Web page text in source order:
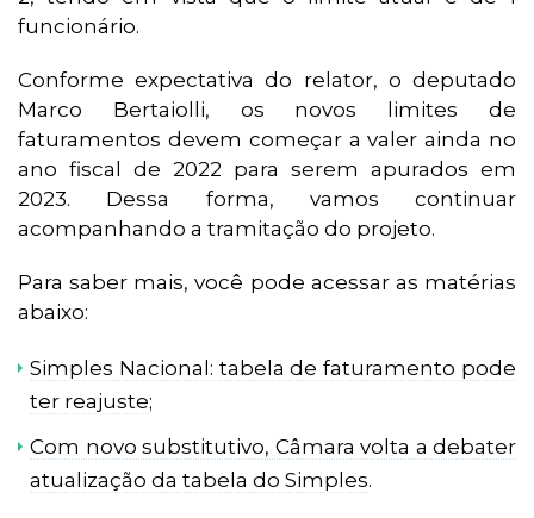
funcionário.
Conforme expectativa do relator, o deputado
Marco Bertaiolli, os novos limites de
faturamentos devem começar a valer ainda no
ano fiscal de 2022 para serem apurados em
2023. Dessa forma, vamos continuar
acompanhando a tramitação do projeto.
Para saber mais, você pode acessar as matérias
abaixo:
Simples Nacional: tabela de faturamento pode
ter reajuste;
Com novo substitutivo, Câmara volta a debater
atualização da tabela do Simples.